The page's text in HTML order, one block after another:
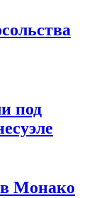
под
в Монако